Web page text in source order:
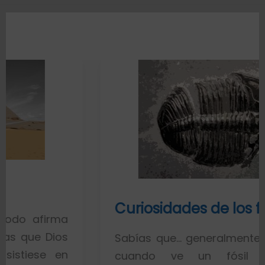
Curiosidades de los fósiles
Sabías que… generalmente toda la
cuando ve un fósil de un